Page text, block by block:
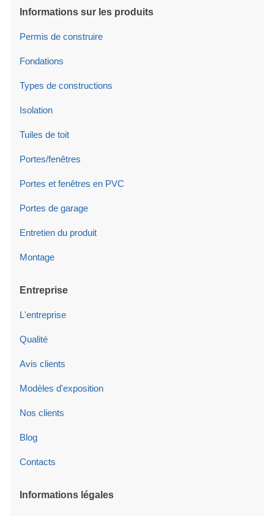
Informations sur les produits
Permis de construire
Fondations
Types de constructions
Isolation
Tuiles de toit
Portes/fenêtres
Portes et fenêtres en PVC
Portes de garage
Entretien du produit
Montage
Entreprise
L'entreprise
Qualité
Avis clients
Modèles d'exposition
Nos clients
Blog
Contacts
Informations légales